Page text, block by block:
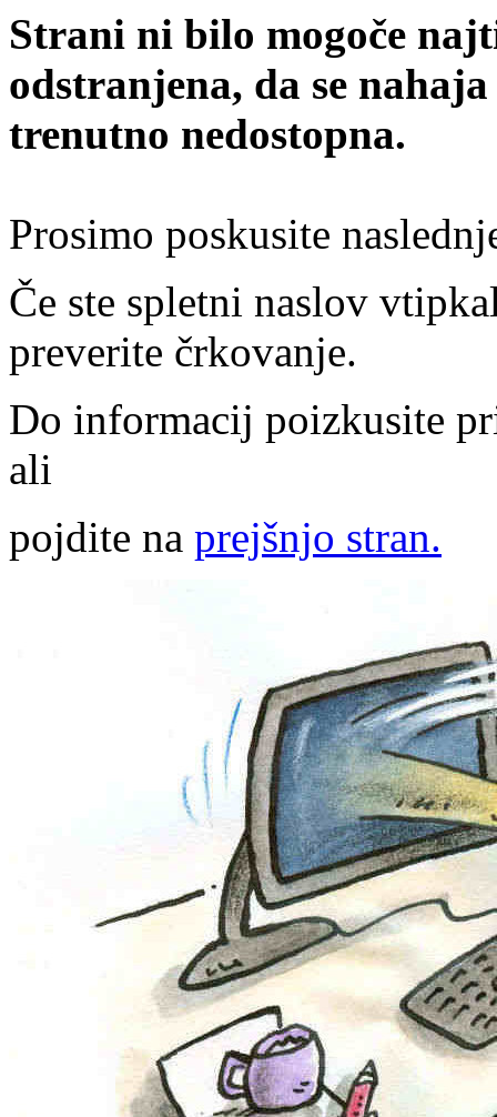
Strani ni bilo mogoče
odstranjena, da se
trenutno nedostopna.
Prosimo poskusite
Če ste spletni naslov
preverite črkovanje.
Do informacij poizkusite
ali
pojdite na prejšnjo stran.